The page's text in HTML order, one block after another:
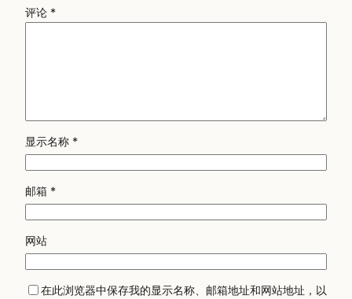
评论 *
显示名称 *
邮箱 *
网站
在此浏览器中保存我的显示名称、邮箱地址和网站地址，以